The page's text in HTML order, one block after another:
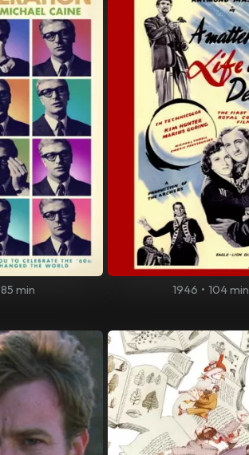
85 min 1946 • 104 min